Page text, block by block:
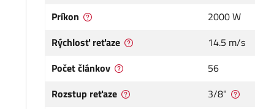
Príkon
2000 W
Rýchlosť reťaze
14.5 m/s
Počet článkov
56
Rozstup reťaze
3/8"